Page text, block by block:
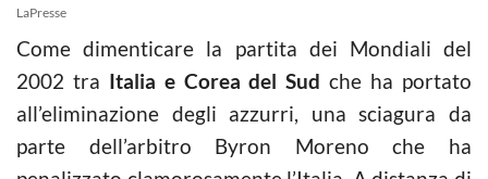
LaPresse
Come dimenticare la partita dei Mondiali del
2002 tra Italia e Corea del Sud che ha portato
all’eliminazione degli azzurri, una sciagura da
parte dell’arbitro Byron Moreno che ha